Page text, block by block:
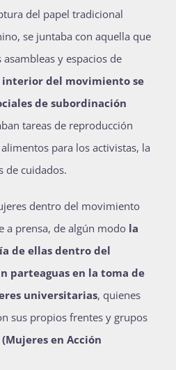
del papel tradicional
se juntaba con aquella que
y espacios de
interior del movimiento se
de subordinación
tareas de reproducción
para los activistas, la
de cuidados.
dentro del movimiento
a prensa, de algún modo la
de ellas dentro del
parteaguas en la toma de
universitarias, quienes
sus propios frentes y grupos
(Mujeres en Acción